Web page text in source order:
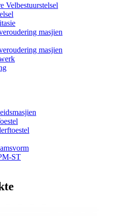
Velbestuurstelsel
masjien
masjien
ST